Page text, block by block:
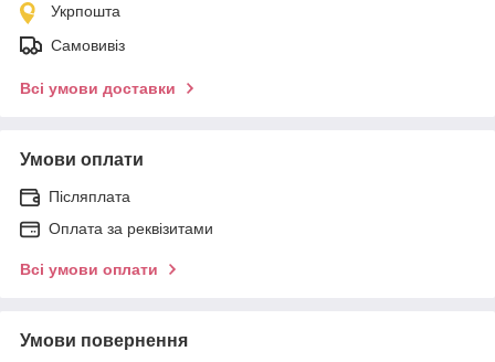
Укрпошта
Самовивіз
Всі умови доставки
Умови оплати
Післяплата
Оплата за реквізитами
Всі умови оплати
Умови повернення